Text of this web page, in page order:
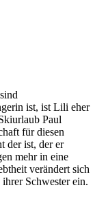
ist, ist Lili eher
Paul
für diesen
der ist, der er
mehr in eine
verändert sich
Schwester ein.